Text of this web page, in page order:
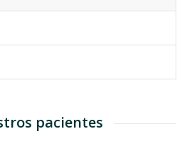
pacientes